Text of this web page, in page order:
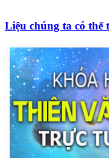
Liệu chúng ta có thể